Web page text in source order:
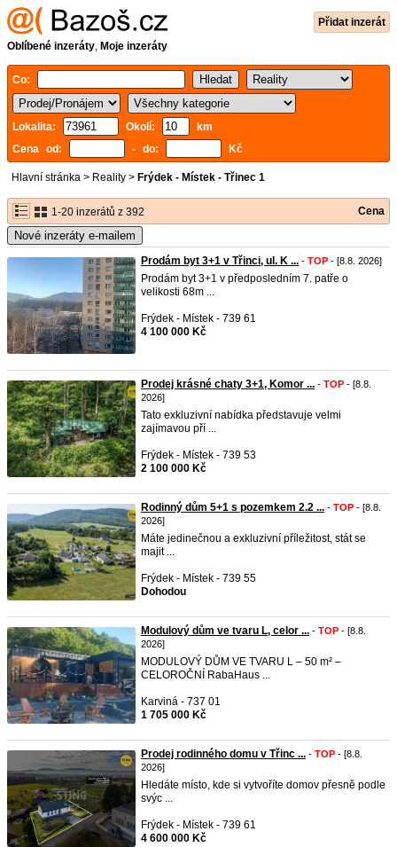
Přidat inzerát
Oblíbené inzeráty, Moje inzeráty
Co:
Lokalita: Okolí:
km
Cena od:
- do: Kč
Hlavní stránka > Reality > Frýdek - Místek - Třinec 1
1-20 inzerátů z 392 Cena
Nové inzeráty e-mailem
Prodám byt 3+1 v Třinci, ul. K ... - TOP - [8.8. 2026]
Prodám byt 3+1 v předposledním 7. patře o
velikosti 68m ...
Frýdek - Místek - 739 61
4 100 000 Kč
Prodej krásné chaty 3+1, Komor ... - TOP - [8.8.
2026]
Tato exkluzivní nabídka představuje velmi
zajímavou pří ...
Frýdek - Místek - 739 53
2 100 000 Kč
Rodinný dům 5+1 s pozemkem 2.2 ... - TOP - [8.8.
2026]
Máte jedinečnou a exkluzivní příležitost, stát se
majit ...
Frýdek - Místek - 739 55
Dohodou
Modulový dům ve tvaru L, celor ... - TOP - [8.8.
2026]
MODULOVÝ DŮM VE TVARU L – 50 m² –
CELOROČNÍ RabaHaus ...
Karviná - 737 01
1 705 000 Kč
Prodej rodinného domu v Třinc ... - TOP - [8.8.
2026]
Hledáte místo, kde si vytvoříte domov přesně podle
svýc ...
Frýdek - Místek - 739 61
4 600 000 Kč